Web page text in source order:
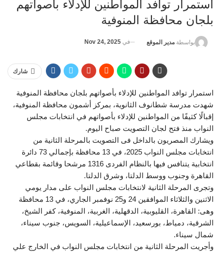
استمرار توافد المواطنين للإدلاء بأصواتهم
بلجان محافظة المنوفية
بواسطة مدير الموقع في Nov 24, 2025
شارك
استمرار توافد المواطنين للإدلاء بأصواتهم بلجان محافظة المنوفية
شهدت مدرسة شطانوف الثانوية، بمركز أشمون محافظة المنوفية،
إقبالًا كثيفًا من المواطنين للإدلاء بأصواتهم في انتخابات مجلس
النواب منذ فتح لجان التصويت صباح اليوم.
ويشارك المصريون بالداخل فى التصويت بالمرحلة الثانية من
انتخابات مجلس النواب 2025، في 13 محافظة بإجمالي 73 دائرة
انتخابية يتنافس فيها بالنظام الفردى 1316 مرشحا وقائمة بقطاعي
القاهرة وجنوب ووسط الدلتا، وشرق الدلتا.
وتجرى المرحلة الثانية لانتخابات مجلس النواب على مدار يومي
الاثنين والثلاثاء الموافقين 24 و25 نوفمبر الجاري، في 13 محافظة
وهى: القاهرة، القليوبية، الدقهلية، الغربية، المنوفية، كفر الشيخ،
الشرقية، دمياط، بورسعيد، الإسماعيلية، السويس، جنوب سيناء،
شمال سيناء.
وأجريت المرحلة الثانية من انتخابات مجلس النواب في الخارج علي